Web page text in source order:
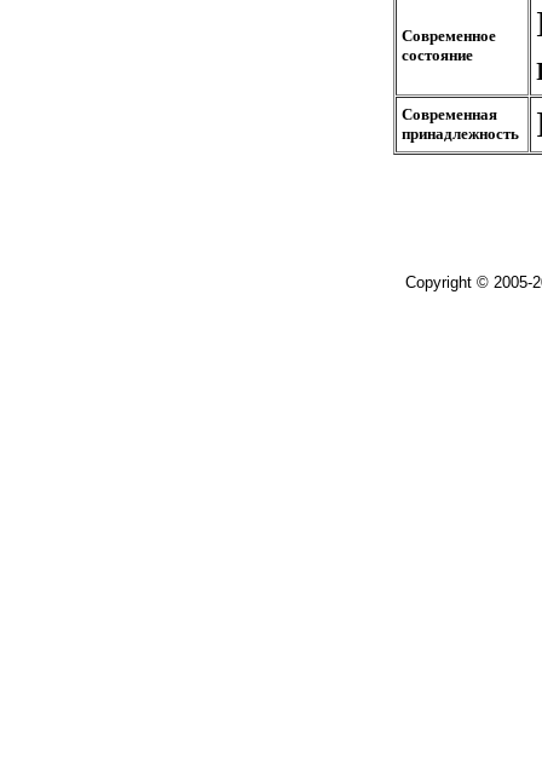
Современное
состояние
Современная
принадлежность
Copyright © 2005-